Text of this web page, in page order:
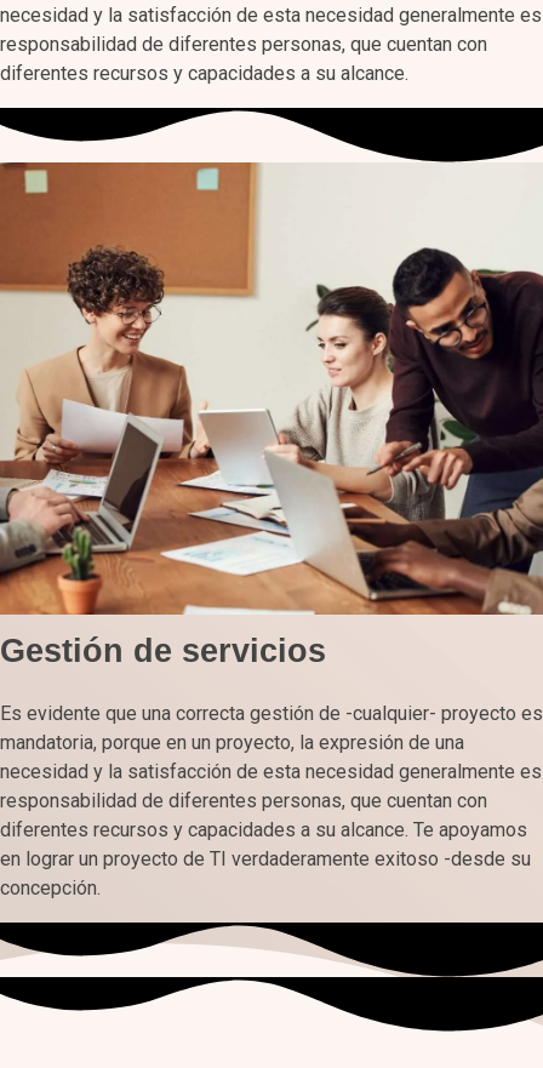
necesidad y la satisfacción de esta necesidad generalmente es
responsabilidad de diferentes personas, que cuentan con
diferentes recursos y capacidades a su alcance.
Gestión de servicios
Es evidente que una correcta gestión de -cualquier- proyecto es
mandatoria, porque en un proyecto, la expresión de una
necesidad y la satisfacción de esta necesidad generalmente es
responsabilidad de diferentes personas, que cuentan con
diferentes recursos y capacidades a su alcance. Te apoyamos
en lograr un proyecto de TI verdaderamente exitoso -desde su
concepción.